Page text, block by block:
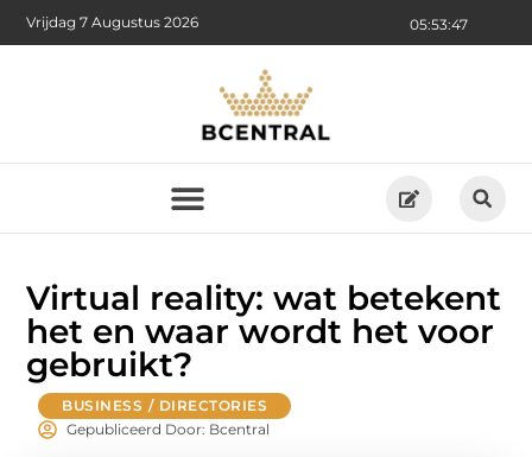
05:53:48
Vrijdag 7 Augustus 2026
Virtual reality: wat betekent
het en waar wordt het voor
gebruikt?
BUSINESS / DIRECTORIES
Gepubliceerd Door: Bcentral